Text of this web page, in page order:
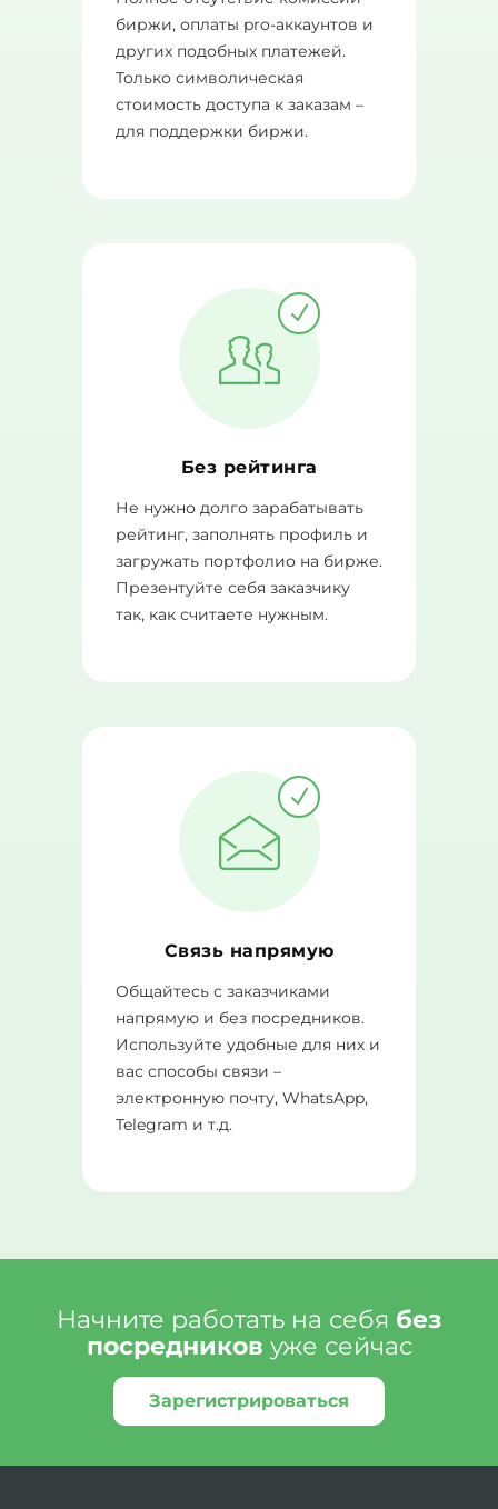
биржи, оплаты pro-аккаунтов и
других подобных платежей.
Только символическая
стоимость доступа к заказам –
для поддержки биржи.
Без рейтинга
Не нужно долго зарабатывать
рейтинг, заполнять профиль и
загружать портфолио на бирже.
Презентуйте себя заказчику
так, как считаете нужным.
Связь напрямую
Общайтесь с заказчиками
напрямую и без посредников.
Используйте удобные для них и
вас способы связи –
электронную почту, WhatsApp,
Telegram и т.д.
Начните работать на себя без
посредников уже сейчас
Зарегистрироваться